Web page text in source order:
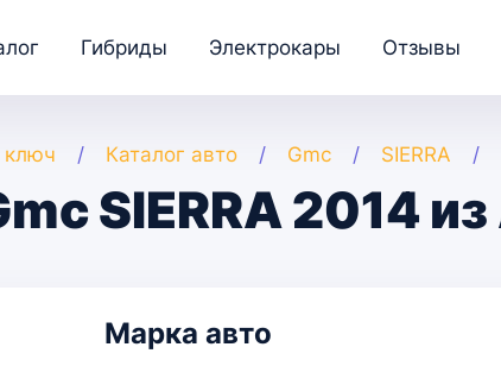
Гибриды Электрокары Отзывы
Каталог авто Gmc SIERRA
SIERRA 2014
Марка авто